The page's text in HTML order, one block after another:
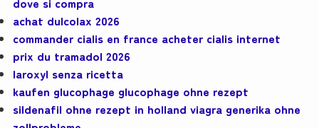
achat dulcolax 2026
commander cialis en france acheter cialis internet
prix du tramadol 2026
laroxyl senza ricetta
kaufen glucophage glucophage ohne rezept
sildenafil ohne rezept in holland viagra generika ohne